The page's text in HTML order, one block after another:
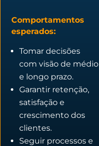
Comportamentos
esperados:
Tomar decisões
com visão de médio
e longo prazo.
Garantir retenção,
satisfação e
crescimento dos
clientes.
Seguir processos e